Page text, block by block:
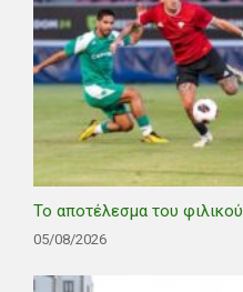
Το αποτέλεσμα του φιλικού
05/08/2026